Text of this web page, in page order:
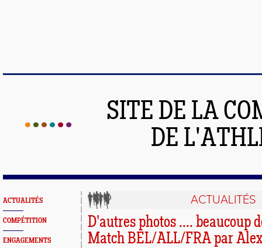
SITE DE LA
DE
ACTUALITÉS
COMPÉTITION
ENGAGEMENTS
ACTUALITÉS
D'autres photos .... beaucoup
Match BEL/ALL/FRA par